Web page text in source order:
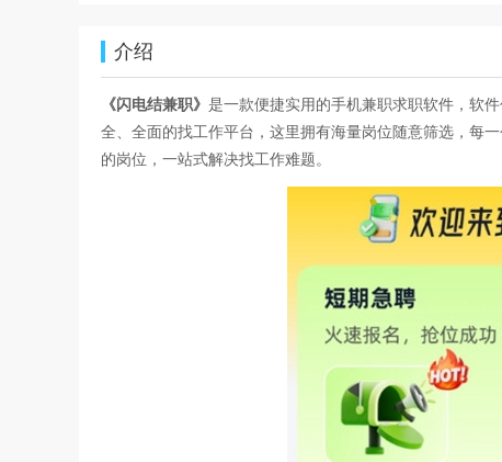
介绍
《闪电结兼职》 是一款便捷实用的手机兼职求职软件，软
全、全面的找工作平台，这里拥有海量岗位随意筛选，每
的岗位，一站式解决找工作难题。